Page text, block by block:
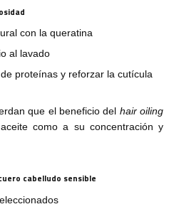
con la queratina
al lavado
proteínas y reforzar la cutícula
que el beneficio del hair oiling
como a su concentración y
cabelludo sensible